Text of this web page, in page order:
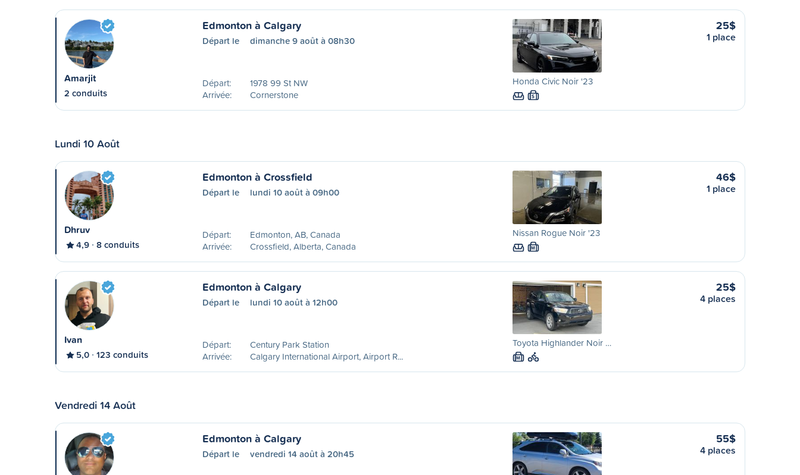
Amarjit
2 conduits
Edmonton à Calgary
Départ le dimanche 9 août à 08h30
Départ:
1978 99 St NW
Arrivée:
Cornerstone
Honda Civic Noir '23
S
25$
1 place
Lundi 10 Août
Dhruv
4,9 8 conduits
Edmonton à Crossfield
Départ le lundi 10 août à 09h00
Départ:
Edmonton, AB, Canada
Arrivée:
Crossfield, Alberta, Canada
Nissan Rogue Noir '23
M
46$
1 place
Ivan
5,0 123 conduits
Edmonton à Calgary
Départ le lundi 10 août à 12h00
Départ:
Century Park Station
Arrivée:
Calgary International Airport, Airport R...
Toyota Highlander Noir …
M
25$
4 places
Vendredi 14 Août
Edmonton à Calgary
Départ le vendredi 14 août à 20h45
55$
4 places